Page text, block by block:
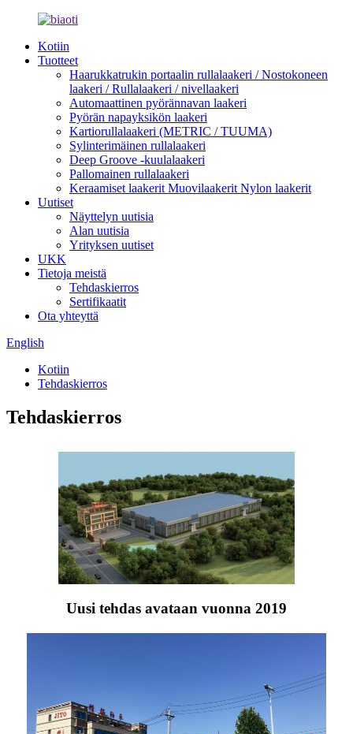
Kotiin
Tuotteet
Haarukkatrukin portaalin rullalaakeri / Nostokoneen
laakeri / Rullalaakeri / nivellaakeri
Automaattinen pyörännavan laakeri
Pyörän napayksikön laakeri
Kartiorullalaakeri (METRIC / TUUMA)
Sylinterimäinen rullalaakeri
Deep Groove -kuulalaakeri
Pallomainen rullalaakeri
Keraamiset laakerit Muovilaakerit Nylon laakerit
Uutiset
Näyttelyn uutisia
Alan uutisia
Yrityksen uutiset
UKK
Tietoja meistä
Tehdaskierros
Sertifikaatit
Ota yhteyttä
English
Kotiin
Tehdaskierros
Tehdaskierros
Uusi tehdas avataan vuonna 2019